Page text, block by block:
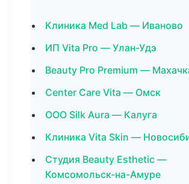
Клиника Med Lab — Иваново
ИП Vita Pro — Улан-Удэ
Beauty Pro Premium —
Center Care Vita — Омск
ООО Silk Aura — Калуга
Клиника Vita Skin —
Студия Beauty Esthetic —
Комсомольск-на-Амуре